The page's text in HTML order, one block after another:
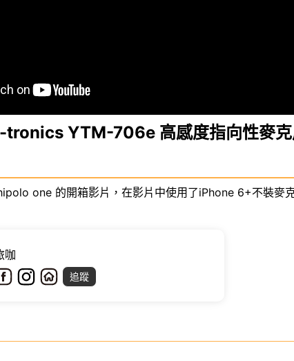
YTM-706e 高感度指向性麥
one 的開箱影片，在影片中使用了iPhone 6+不裝麥
咖
追蹤